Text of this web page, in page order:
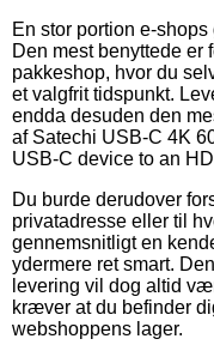
En stor portion e-
Den mest benyttede
pakkeshop, hvor du
et valgfrit tidspunkt.
endda desuden den
af Satechi USB-C 4K
USB-C device to an
Du burde derudover
privatadresse eller til
gennemsnitligt en
ydermere ret smart.
levering vil dog altid
kræver at du befinder
webshoppens lager.